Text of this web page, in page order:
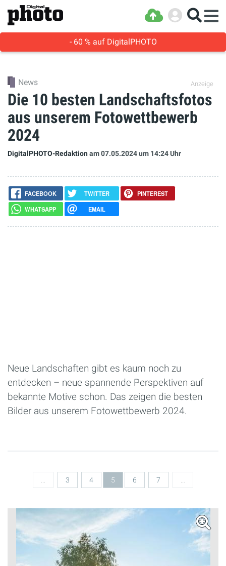
- 60 % auf DigitalPHOTO
Anzeige
News
Die 10 besten Landschaftsfotos
aus unserem Fotowettbewerb
2024
DigitalPHOTO-Redaktionam 07.05.2024um 14:24 Uhr
FACEBOOK TWITTER
PINTEREST
WHATSAPP
EMAIL
Neue Landschaften gibt es kaum noch zu
entdecken – neue spannende Perspektiven auf
bekannte Motive schon. Das zeigen die besten
Bilder aus unserem Fotowettbewerb 2024.
3 4 5 6 7